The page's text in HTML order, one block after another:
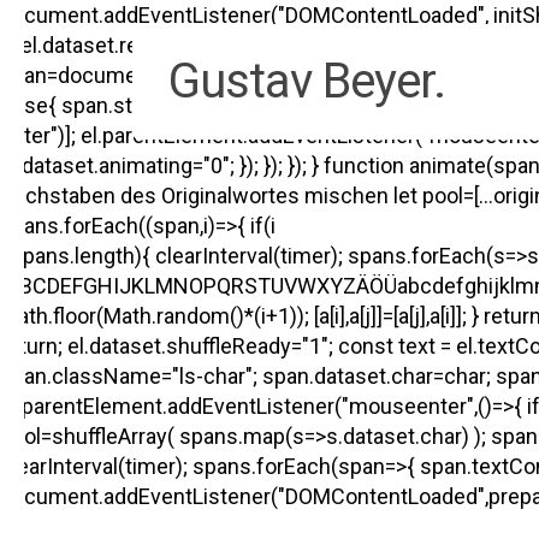
document.addEventListener("DOMContentLoaded",
if(el.dataset.ready) return; el.dataset.ready="1"; const
span=document.createElement("span");
}else{ span.style.width=".62em"; }
letter")];
el.dataset.animating="0"; }); }); }); } function
Buchstaben des Originalwortes mischen let
spans.forEach((span,i)=>{ if(i
=spans.length){ clearInterval(timer);
Math.floor(Math.random()*(i+1)); [a[i],a[j]]=[a[j],a[i]]; }
return; el.dataset.shuffleReady="1"; const text =
span.className="ls-char"; span.dataset.char=char;
pool=shuffleArray( spans.map(s=>s.dataset.char) );
clearInterval(timer); spans.forEach(span=>{
Skip
main
content
Hit enter to search or ESC to close
Gustav Beyer.